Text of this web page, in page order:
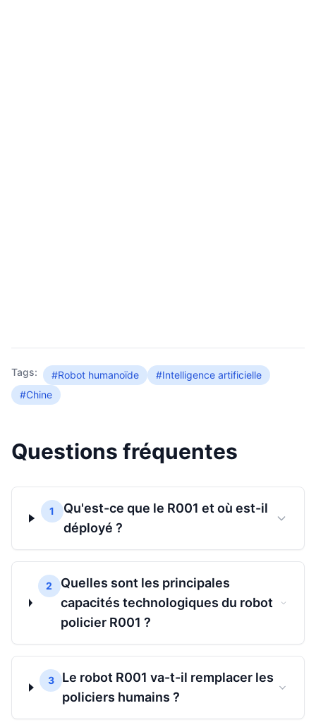
Tags: #Robot humanoïde
#Intelligence artificielle
#Chine
Questions fréquentes
1
Qu'est-ce que le R001 et où est-il
déployé ?
2
Quelles sont les principales
capacités technologiques du robot
policier R001 ?
3
Le robot R001 va-t-il remplacer les
policiers humains ?